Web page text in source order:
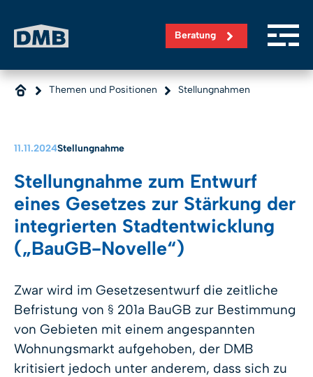
Beratung
Themen und Positionen Stellungnahmen
11.11.2024Stellungnahme
Stellungnahme zum Entwurf
eines Gesetzes zur Stärkung der
integrierten Stadtentwicklung
(„BauGB-Novelle“)
Zwar wird im Gesetzesentwurf die zeitliche
Befristung von § 201a BauGB zur Bestimmung
von Gebieten mit einem angespannten
Wohnungsmarkt aufgehoben, der DMB
kritisiert jedoch unter anderem, dass sich zu